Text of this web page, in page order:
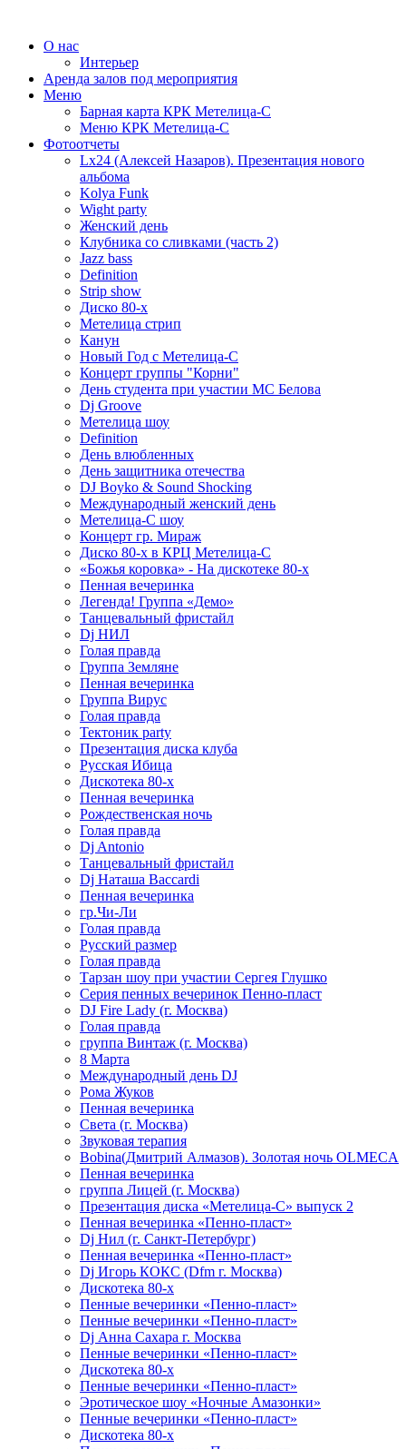
О нас
Интерьер
Аренда залов под мероприятия
Меню
Барная карта КРК Метелица-С
Меню КРК Метелица-С
Фотоотчеты
Lx24 (Алексей Назаров). Презентация нового
альбома
Kolya Funk
Wight party
Женский день
Клубника со сливками (часть 2)
Jazz bass
Definition
Strip show
Диско 80-х
Метелица стрип
Канун
Новый Год с Метелица-С
Концерт группы "Корни"
День студента при участии МС Белова
Dj Groove
Метелица шоу
Definition
День влюбленных
День защитника отечества
DJ Boyko & Sound Shocking
Международный женский день
Метелица-С шоу
Концерт гр. Мираж
Диско 80-х в КРЦ Метелица-С
«Божья коровка» - На дискотеке 80-х
Пенная вечеринка
Легенда! Группа «Демо»
Танцевальный фристайл
Dj НИЛ
Голая правда
Группа Земляне
Пенная вечеринка
Группа Вирус
Голая правда
Тектоник party
Презентация диска клуба
Русская Ибица
Дискотека 80-х
Пенная вечеринка
Рождественская ночь
Голая правда
Dj Antonio
Танцевальный фристайл
Dj Наташа Baccardi
Пенная вечеринка
гр.Чи-Ли
Голая правда
Русский размер
Голая правда
Тарзан шоу при участии Сергея Глушко
Серия пенных вечеринок Пенно-пласт
DJ Fire Lady (г. Москва)
Голая правда
группа Винтаж (г. Москва)
8 Марта
Международный день DJ
Рома Жуков
Пенная вечеринка
Света (г. Москва)
Звуковая терапия
Bobina(Дмитрий Алмазов). Золотая ночь OLMECA
Пенная вечеринка
группа Лицей (г. Москва)
Презентация диска «Метелица-С» выпуск 2
Пенная вечеринка «Пенно-пласт»
Dj Нил (г. Санкт-Петербург)
Пенная вечеринка «Пенно-пласт»
Dj Игорь КОКС (Dfm г. Москва)
Дискотека 80-х
Пенные вечеринки «Пенно-пласт»
Пенные вечеринки «Пенно-пласт»
Dj Анна Сахара г. Москва
Пенные вечеринки «Пенно-пласт»
Дискотека 80-х
Пенные вечеринки «Пенно-пласт»
Эротическое шоу «Ночные Амазонки»
Пенные вечеринки «Пенно-пласт»
Дискотека 80-х